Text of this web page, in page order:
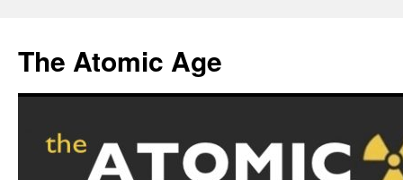
content
The Atomic Age